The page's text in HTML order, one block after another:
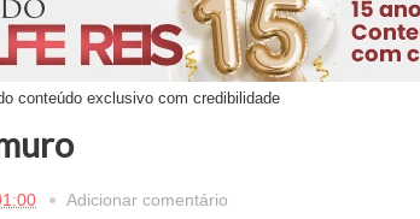
conteúdo exclusivo com credibilidade
Adicionar comentário